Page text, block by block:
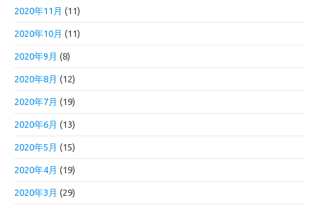
2020年11月 (11)
2020年10月 (11)
2020年9月 (8)
2020年8月 (12)
2020年7月 (19)
2020年6月 (13)
2020年5月 (15)
2020年4月 (19)
2020年3月 (29)